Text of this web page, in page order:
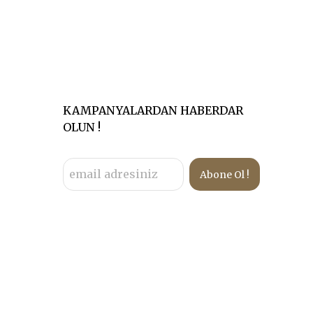
KAMPANYALARDAN HABERDAR
OLUN !
Abone Ol !